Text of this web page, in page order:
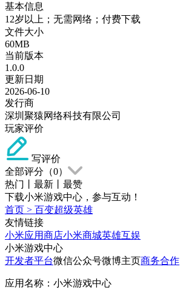
基本信息
12岁以上；无需网络；付费下载
文件大小
60MB
当前版本
1.0.0
更新日期
2026-06-10
发行商
深圳聚猿网络科技有限公司
玩家评价
写评价
全部评分（0）
热门
最新
最赞
下载小米游戏中心，参与互动！
首页 > 百变超级英雄
友情链接
小米应用商店小米商城英雄互娱
小米游戏中心
开发者平台微信公众号微博主页商务合作
应用名称：小米游戏中心